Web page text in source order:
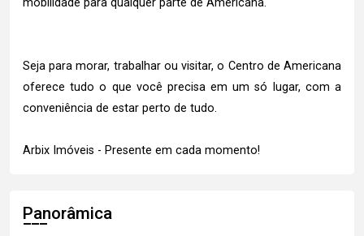
mobilidade para qualquer parte de Americana.
Seja para morar, trabalhar ou visitar, o Centro de Americana
oferece tudo o que você precisa em um só lugar, com a
conveniência de estar perto de tudo.
Arbix Imóveis - Presente em cada momento!
Panorâmica